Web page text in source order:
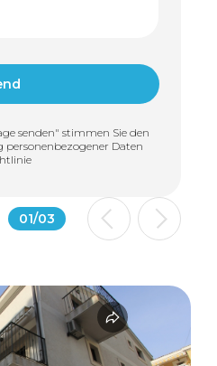
senden" stimmen Sie den
personenbezogener Daten
01/03